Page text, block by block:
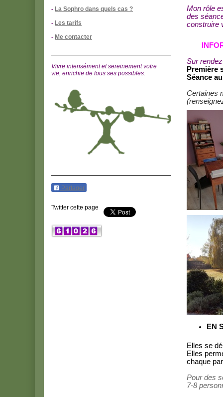
Mon rôle
des
construire
Sur
Première
Séance
Certaines
EN
Elles se
Elles
chaque
Pour des
7-8
- La Sophro dans quels cas ?
- Les tarifs
- Me contacter
Vivre intensément et sereinement votre
vie, enrichie de tous ses possibles.
Partager
Twitter cette page